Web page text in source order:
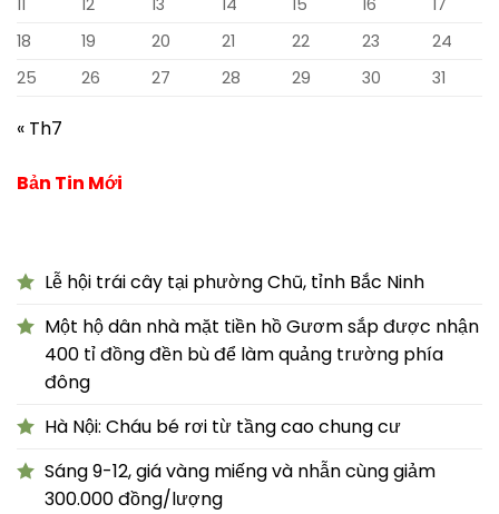
11
12 13 14 15 16
17
18
19 20 21 22 23
24
25
26 27 28 29 30 31
« Th7
Bản Tin Mới
Lễ hội trái cây tại phường Chũ, tỉnh Bắc Ninh
Một hộ dân nhà mặt tiền hồ Gươm sắp được nhận
400 tỉ đồng đền bù để làm quảng trường phía
đông
Hà Nội: Cháu bé rơi từ tầng cao chung cư
Sáng 9-12, giá vàng miếng và nhẫn cùng giảm
300.000 đồng/lượng